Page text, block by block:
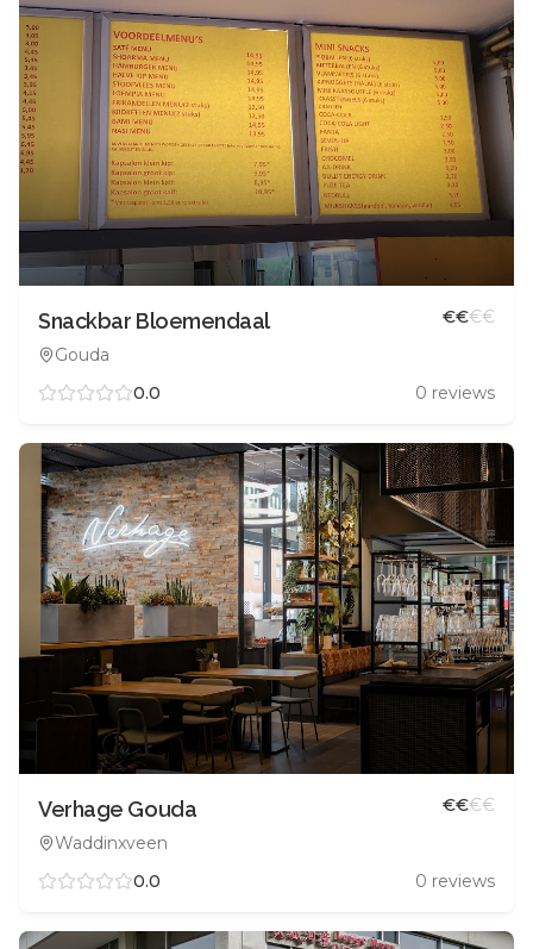
Snackbar Bloemendaal
Gouda
€€€€
0.0 0 reviews
Verhage Gouda
Waddinxveen
€€€€
0.0 0 reviews